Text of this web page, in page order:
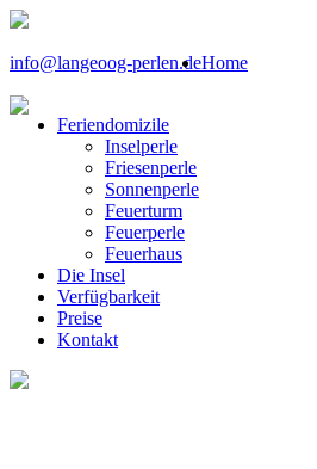
info@langeoog-perlen.deHome
Feriendomizile
Inselperle
Friesenperle
Sonnenperle
Feuerturm
Feuerperle
Feuerhaus
Die Insel
Verfügbarkeit
Preise
Kontakt